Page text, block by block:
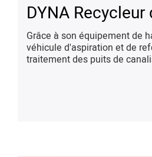
DYNA
Grâce à son équipement de
véhicule d'aspiration et de
traitement des puits de